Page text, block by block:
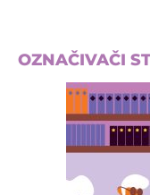
OZNAČIVAČI